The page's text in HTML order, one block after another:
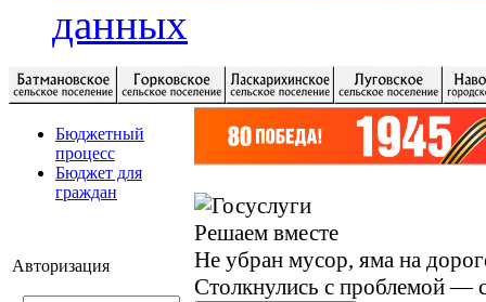
данных
Бюджетный
процесс
Бюджет для
граждан
Авторизация
Решаем вместе
Не убран мусор, яма на
Столкнулись с проблемой —